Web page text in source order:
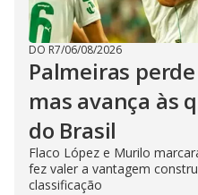
DO R7/06/08/2026
Palmeiras
mas avança às
do Brasil
Flaco López e Murilo
fez valer a vantagem
classificação